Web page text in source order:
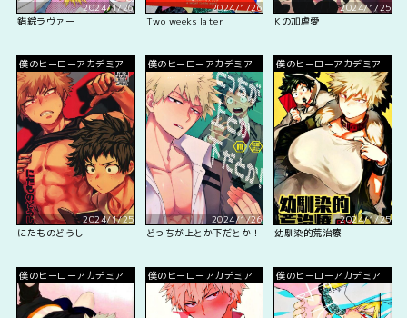
2024/1/26
錯綜ラヴァー
2024/1/26
Two weeks later
2024/1/25
Kの加虐愛
僕のヒーローアカデミア
2024/1/25
にたものどうし
僕のヒーローアカデミア
2024/1/26
どっちが上とか下だとか！
僕のヒーローアカデミア
2024/1/25
幼馴染的荒治療
僕のヒーローアカデミア 僕のヒーローアカデミア 僕のヒーローアカデミア